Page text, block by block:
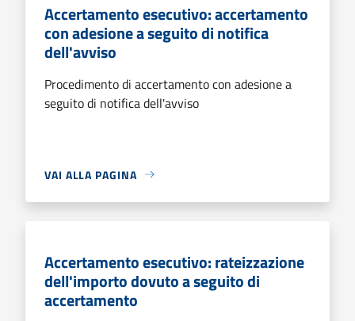
Accertamento esecutivo: accertamento
con adesione a seguito di notifica
dell'avviso
Procedimento di accertamento con adesione a
seguito di notifica dell'avviso
VAI ALLA PAGINA
Accertamento esecutivo: rateizzazione
dell'importo dovuto a seguito di
accertamento